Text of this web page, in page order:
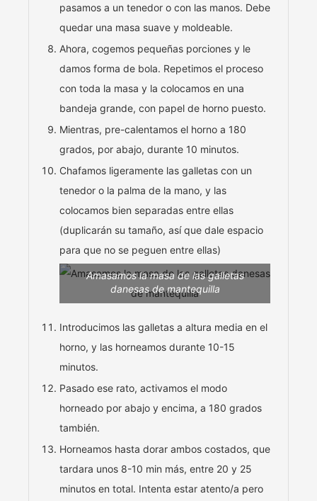
pasamos a un tenedor o con las manos. Debe
quedar una masa suave y moldeable.
Ahora, cogemos pequeñas porciones y le
damos forma de bola. Repetimos el proceso
con toda la masa y la colocamos en una
bandeja grande, con papel de horno puesto.
Mientras, pre-calentamos el horno a 180
grados, por abajo, durante 10 minutos.
Chafamos ligeramente las galletas con un
tenedor o la palma de la mano, y las
colocamos bien separadas entre ellas
(duplicarán su tamaño, así que dale espacio
para que no se peguen entre ellas)
Amasamos la masa de las galletas
danesas de mantequilla
Introducimos las galletas a altura media en el
horno, y las horneamos durante 10-15
minutos.
Pasado ese rato, activamos el modo
horneado por abajo y encima, a 180 grados
también.
Horneamos hasta dorar ambos costados, que
tardara unos 8-10 min más, entre 20 y 25
minutos en total. Intenta estar atento/a pero